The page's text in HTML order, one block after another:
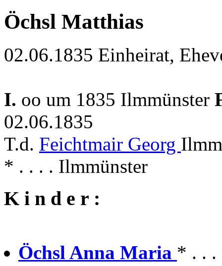
Öchsl Matthias
02.06.1835 Einheirat,
I. oo um 1835 Ilmmünster
02.06.1835
T.d. Feichtmair Georg
* . . . . Ilmmünster
K i n d e r :
Öchsl Anna Maria * . . .